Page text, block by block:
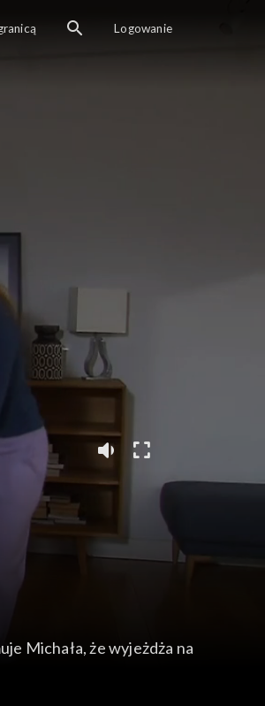
Michała, że wyjeżdża na
Logowanie